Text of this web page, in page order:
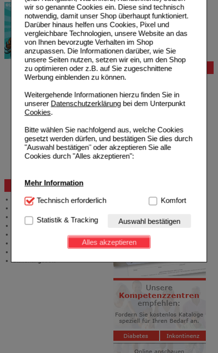
wir so genannte Cookies ein. Diese sind technisch
notwendig, damit unser Shop überhaupt funktioniert.
Darüber hinaus helfen uns Cookies, Pixel und
vergleichbare Technologien, unsere Website an das
von Ihnen bevorzugte Verhalten im Shop
anzupassen. Die Informationen darüber, wie Sie
unsere Seiten nutzen, setzen wir ein, um den Shop
zu optimieren oder z.B. auf Sie zugeschnittene
Werbung einblenden zu können.
Weitergehende Informationen hierzu finden Sie in
unserer Datenschutzerklärungbei dem Unterpunkt
Cookies.
Bitte wählen Sie nachfolgend aus, welche Cookies
gesetzt werden dürfen, und bestätigen Sie dies durch
"Auswahl bestätigen" oder akzeptieren Sie alle
Cookies durch "Alles akzeptieren":
Mehr Information
Technisch Notwendig:Hierbei handelt es sich um
Website notwendig sind (z.B. Navigation, Warenkorb,
Kundenkonto), weshalb auf diese nicht verzichtet
werden kann.
Einkaufserlebnis noch ansprechender zu gestalten,
beispielsweise für die Wiedererkennung des
Besuchers oder unsere Seite an bevorzugte
Verhaltensweisen (z.B. Spracheinstellung)
anzupassen. Komfort-Cookies ermöglichen es uns
auch auf Ihre Bedürfnisse zugeschrittene Inhalte
anzuzeigen und unser Partnerprogramm zu
Hierüber lassen sich
Informationen über die Art und Weise der Nutzung
Technisch erforderlich Komfort
Statistik & Tracking Auswahl bestätigen
Alles akzeptieren
Bestellung
Hilfe zur Anmeldung
Zahlungsmöglichkeiten
Rezepte einlösen
Auslandsbestellung
Reklamation
Widerrufsformular
Problembehebung
Beratung und Service
Allgemeine Information
Produktberatung
Meldung Arzneimittelrisiken
Zuzahlungsfreie Arzneien
Angebote & Downloads
Stellenangebote